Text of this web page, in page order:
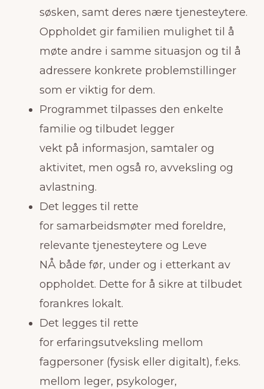
søsken, samt deres nære tjenesteytere.
Oppholdet gir familien mulighet til å
møte andre i samme situasjon og til å
adressere konkrete problemstillinger
som er viktig for dem.
Programmet tilpasses den enkelte
familie og tilbudet legger
vekt på informasjon, samtaler og
aktivitet, men også ro, avveksling og
avlastning.
Det legges til rette
for samarbeidsmøter med foreldre,
relevante tjenesteytere og Leve
NÅ både før, under og i etterkant av
oppholdet. Dette for å sikre at tilbudet
forankres lokalt.
Det legges til rette
for erfaringsutveksling mellom
fagpersoner (fysisk eller digitalt), f.eks.
mellom leger, psykologer,